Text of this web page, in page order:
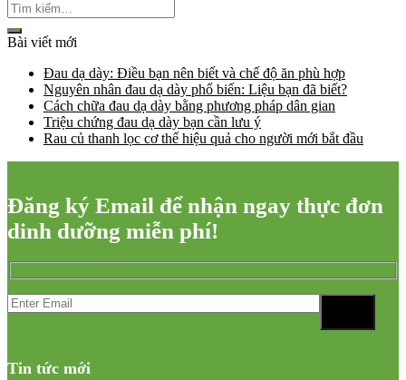
Bài viết mới
Đau dạ dày: Điều bạn nên biết và chế độ ăn phù hợp
Nguyên nhân đau dạ dày phổ biến: Liệu bạn đã biết?
Cách chữa đau dạ dày bằng phương pháp dân gian
Triệu chứng đau dạ dày bạn cần lưu ý
Rau củ thanh lọc cơ thể hiệu quả cho người mới bắt đầu
Đăng ký Email để nhận ngay thực đơn
dinh dưỡng miễn phí!
Tin tức mới